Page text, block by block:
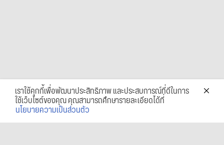
เราใช้คุกกี้เพื่อพัฒนาประสิทธิภาพ และประสบการณ์ที่ดีในการ
ใช้เว็บไซต์ของคุณ คุณสามารถศึกษารายละเอียดได้ที่
นโยบายความเป็นส่วนตัว